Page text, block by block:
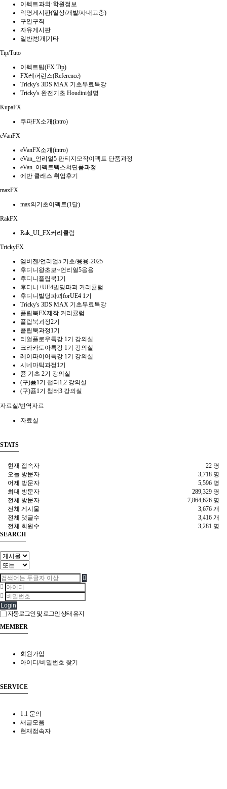
이펙트과외·학원정보
익명게시판(일상/개발/사내고충)
구인구직
자유게시판
일반|벙개|기타
Tip/Tuto
이펙트팁(FX Tip)
FX레퍼런스(Reference)
Tricky's 3DS MAX 기초무료특강
Tricky's 완전기초 Houdini설명
KupaFX
쿠파FX소개(intro)
eVanFX
eVanFX소개(intro)
eVan_언리얼5 판티지모작이펙트 단품과정
eVan_이펙트텍스쳐단품과정
에반 클래스 취업후기
maxFX
max의기초이펙트(1달)
RakFX
Rak_UI_FX커리큘럼
TrickyFX
엠버젠/언리얼5 기초/응용-2025
후디니왕초보~언리얼5응용
후디니플립북1기
후디니+UE4빌딩파괴 커리큘럼
후디니빌딩파괴forUE4 1기
Tricky's 3DS MAX 기초무료특강
플립북FX제작 커리큘럼
플립북과정2기
플립북과정1기
리얼플로우특강 1기 강의실
크라카토아특강 1기 강의실
레이파이어특강 1기 강의실
시네마틱과정1기
퓸 기초 2기 강의실
(구)퓸1기 챕터1,2 강의실
(구)퓸1기 챕터3 강의실
자료실/번역자료
자료실
STATS
22 명
현재 접속자
3,718 명
오늘 방문자
5,596 명
어제 방문자
289,329 명
최대 방문자
7,864,626 명
전체 방문자
3,676 개
전체 게시물
3,416 개
전체 댓글수
3,281 명
전체 회원수
SEARCH
Login
자동로그인 및 로그인 상태 유지
MEMBER
회원가입
아이디/비밀번호 찾기
SERVICE
1:1 문의
새글모음
현재접속자